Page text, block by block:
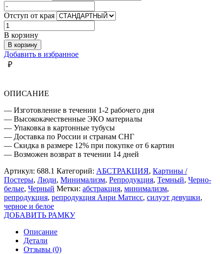
Отступ от края
Количество
товара
МАТИСС
СИЛУЭТ
ДЕВУШКИ
В корзину
В корзину
Добавить в избранное
₽
ОПИСАНИЕ
— Изготовление в течении 1-2 рабочего дня
— Высококачественные ЭКО материалы
— Упаковка в картонные тубусы
— Доставка по России и странам СНГ
— Скидка в размере 12% при покупке от 6 картин
— Возможен возврат в течении 14 дней
Артикул: 688.1 Категорий: АБСТРАКЦИЯ, Картины /
Постеры, Люди, Минимализм, Репродукция, Темный, Черно-
белые, Черный Метки: абстракция, минимализм,
репродукция, репродукция Анри Матисс, силуэт девушки,
черное и белое
ДОБАВИТЬ РАМКУ
Описание
Детали
Отзывы (0)